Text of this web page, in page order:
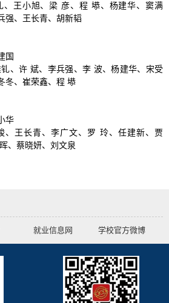
、王小旭、梁 彦、程 塨、杨建华、窦满
强、王长青、胡新韬
国
、许 斌、李兵强、李 波、杨建华、宋受
冬、崔荣鑫、程 塨
华
、王长青、李广文、罗 玲、任建新、贾
、蔡晓妍、刘文泉
就业信息网 学校官方微博